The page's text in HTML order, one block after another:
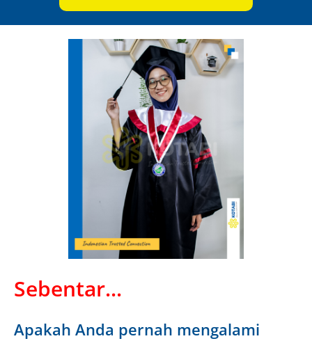
Sebentar...
Apakah Anda pernah mengalami